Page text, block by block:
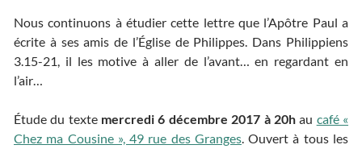
Nous continuons à étudier cette lettre que l’Apôtre Paul a
écrite à ses amis de l’Église de Philippes. Dans Philippiens
3.15-21, il les motive à aller de l’avant… en regardant en
l’air…
Étude du texte mercredi 6 décembre 2017 à 20hau café «
Chez ma Cousine », 49 rue des Granges. Ouvert à tous les